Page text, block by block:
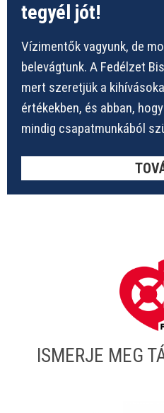
tegyél jót!
Vízimentők vagyunk, de
belevágtunk. A Fedélzet
mert szeretjük a
értékekben, és abban,
mindig csapatmunkából
ISMERJE MEG